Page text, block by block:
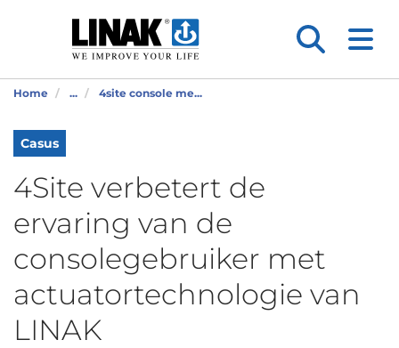
Home ... 4site console me...
Casus
4Site verbetert de
ervaring van de
consolegebruiker met
actuatortechnologie van
LINAK